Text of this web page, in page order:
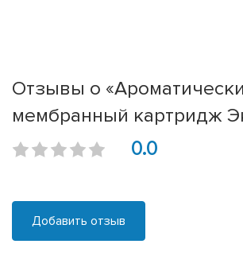
Отзывы о
мембранный картридж
0.0
Добавить отзыв